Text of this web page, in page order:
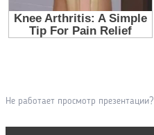
Не работает просмотр презентации?